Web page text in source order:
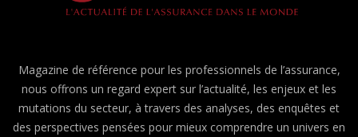
Magazine de référence pour les professionnels de l’assurance,
nous offrons un regard expert sur l’actualité, les enjeux et les
mutations du secteur, à travers des analyses, des enquêtes et
des perspectives pensées pour mieux comprendre un univers en